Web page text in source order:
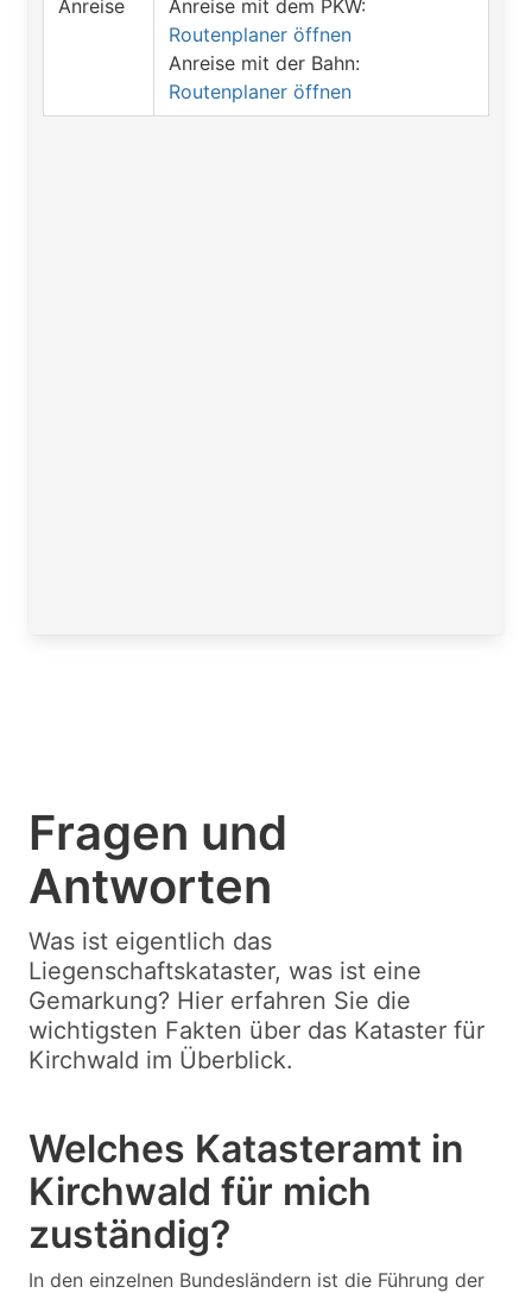
Anreise
Anreise mit dem PKW:
Routenplaner öffnen
Anreise mit der Bahn:
Routenplaner öffnen
Fragen und
Antworten
Was ist eigentlich das
Liegenschaftskataster, was ist eine
Gemarkung? Hier erfahren Sie die
wichtigsten Fakten über das Kataster für
Kirchwald im Überblick.
Welches Katasteramt in
Kirchwald für mich
zuständig?
In den einzelnen Bundesländern ist die Führung der